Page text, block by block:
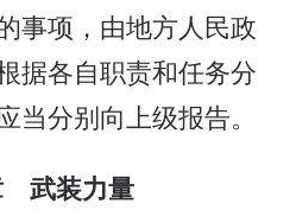
事项，由地方人民政
据各自职责和任务分
当分别向上级报告。
武装力量